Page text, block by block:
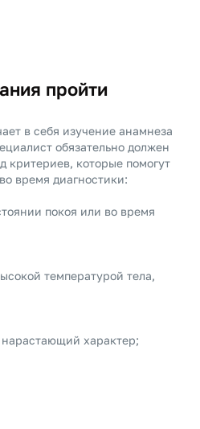
пройти
в себя изучение анамнеза
обязательно должен
критериев, которые помогут
время диагностики:
покоя или во время
температурой тела,
характер;